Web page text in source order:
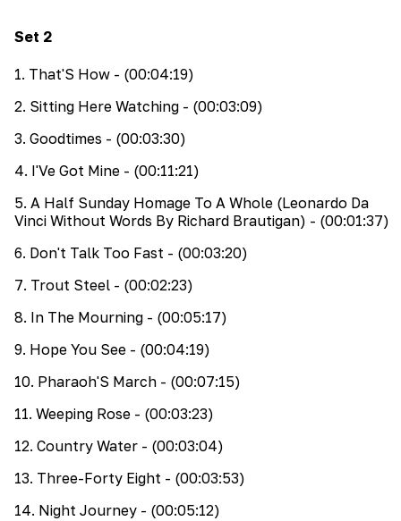
Set 2
1. That'S How - (00:04:19)
2. Sitting Here Watching - (00:03:09)
3. Goodtimes - (00:03:30)
4. I'Ve Got Mine - (00:11:21)
5. A Half Sunday Homage To A Whole (Leonardo Da
Vinci Without Words By Richard Brautigan) - (00:01:37)
6. Don't Talk Too Fast - (00:03:20)
7. Trout Steel - (00:02:23)
8. In The Mourning - (00:05:17)
9. Hope You See - (00:04:19)
10. Pharaoh'S March - (00:07:15)
11. Weeping Rose - (00:03:23)
12. Country Water - (00:03:04)
13. Three-Forty Eight - (00:03:53)
14. Night Journey - (00:05:12)